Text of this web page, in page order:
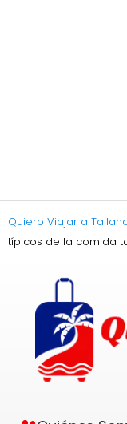
Quiero Viajar a
típicos de la comida